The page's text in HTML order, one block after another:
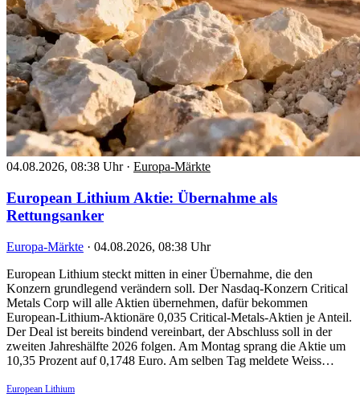
04.08.2026, 08:38 Uhr · Europa-Märkte
European Lithium Aktie: Übernahme als
Rettungsanker
Europa-Märkte · 04.08.2026, 08:38 Uhr
European Lithium steckt mitten in einer Übernahme, die den
Konzern grundlegend verändern soll. Der Nasdaq-Konzern Critical
Metals Corp will alle Aktien übernehmen, dafür bekommen
European-Lithium-Aktionäre 0,035 Critical-Metals-Aktien je Anteil.
Der Deal ist bereits bindend vereinbart, der Abschluss soll in der
zweiten Jahreshälfte 2026 folgen. Am Montag sprang die Aktie um
10,35 Prozent auf 0,1748 Euro. Am selben Tag meldete Weiss…
European Lithium